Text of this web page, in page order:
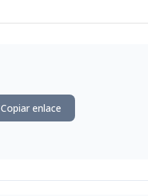
Copiar enlace